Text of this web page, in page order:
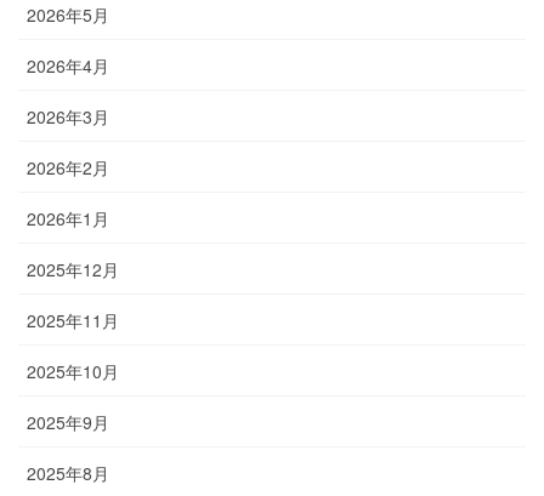
2026年5月
2026年4月
2026年3月
2026年2月
2026年1月
2025年12月
2025年11月
2025年10月
2025年9月
2025年8月